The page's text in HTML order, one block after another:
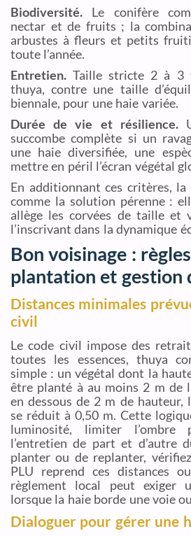
Biodiversité. Le conifère
nectar et de fruits ; la
arbustes à fleurs et petits
toute l’année.
Entretien. Taille stricte 2 à 3
thuya, contre une taille
biennale, pour une haie variée.
Durée de vie et résilience.
succombe complète si un
une haie diversifiée, une
mettre en péril l’écran végétal
En additionnant ces critères, la
comme la solution pérenne :
allège les corvées de taille et
l’inscrivant dans la dynamique
Bon voisinage :
plantation et gestion
Distances minimales
civil
Le code civil impose des
toutes les essences, thuya
simple : un végétal dont la
être planté à au moins 2 m de
en dessous de 2 m de hauteur,
se réduit à 0,50 m. Cette
luminosité, limiter
l’entretien de part et d’autre
planter ou de replanter,
PLU reprend ces distances
règlement local peut exiger
lorsque la haie borde une voie
Dialoguer pour gérer une